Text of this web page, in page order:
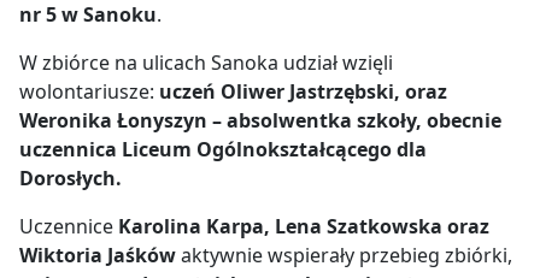
nr 5 w Sanoku.
W zbiórce na ulicach Sanoka udział wzięli
wolontariusze: uczeń Oliwer Jastrzębski, oraz
Weronika Łonyszyn – absolwentka szkoły, obecnie
uczennica Liceum Ogólnokształcącego dla
Dorosłych.
Uczennice Karolina Karpa, Lena Szatkowska oraz
Wiktoria Jaśkówaktywnie wspierały przebieg zbiórki,